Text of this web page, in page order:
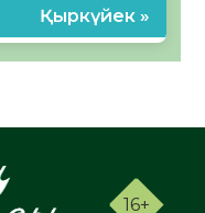
Қыркүйек »
16+